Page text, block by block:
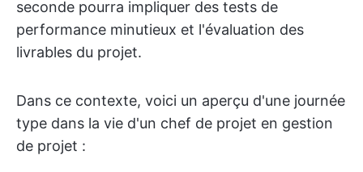
seconde pourra impliquer des tests de
performance minutieux et l'évaluation des
livrables du projet.
Dans ce contexte, voici un aperçu d'une journée
type dans la vie d'un chef de projet en gestion
de projet :